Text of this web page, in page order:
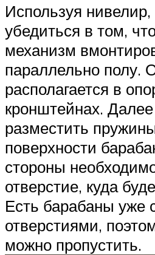
Используя нивелир,
убедиться в том,
механизм
параллельно полу.
располагается в
кронштейнах.
разместить
поверхности
стороны
отверстие, куда
Есть барабаны уже
отверстиями,
можно пропустить.